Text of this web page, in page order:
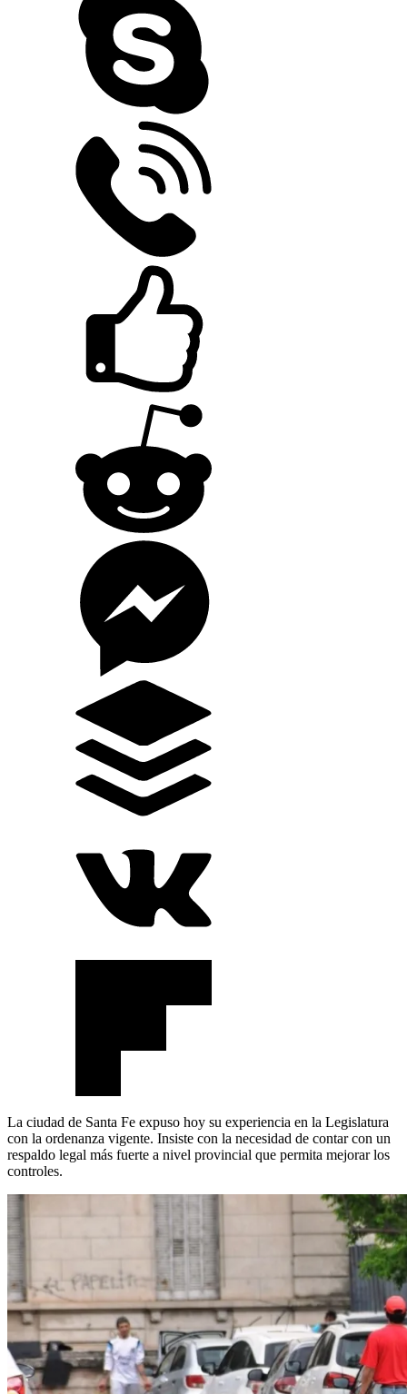
La ciudad de Santa Fe expuso hoy su experiencia en la Legislatura
con la ordenanza vigente. Insiste con la necesidad de contar con un
respaldo legal más fuerte a nivel provincial que permita mejorar los
controles.